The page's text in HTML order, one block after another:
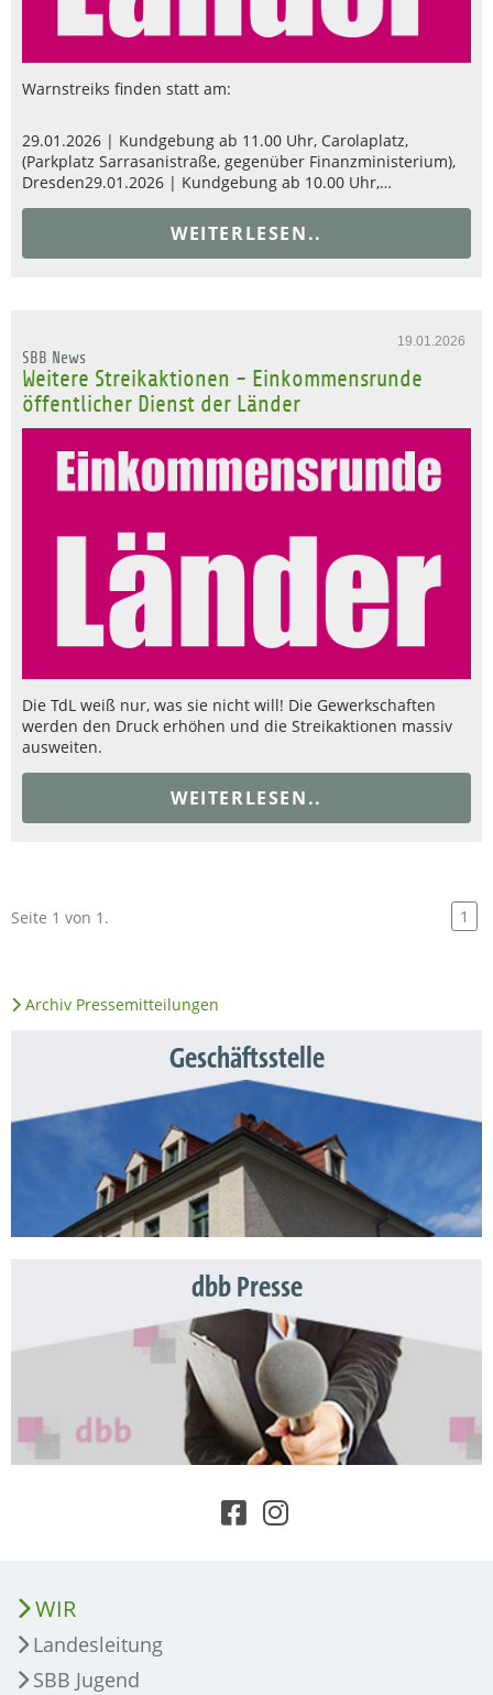
Warnstreiks finden statt am:
29.01.2026 | Kundgebung ab 11.00 Uhr, Carolaplatz,
(Parkplatz Sarrasanistraße, gegenüber Finanzministerium),
Dresden29.01.2026 | Kundgebung ab 10.00 Uhr,…
WEITERLESEN..
19.01.2026
SBB News
Weitere Streikaktionen - Einkommensrunde
öffentlicher Dienst der Länder
Die TdL weiß nur, was sie nicht will! Die Gewerkschaften
werden den Druck erhöhen und die Streikaktionen massiv
ausweiten.
WEITERLESEN..
Seite 1 von 1. 1
Archiv Pressemitteilungen
Geschäftsstelle
dbb Presse
WIR
Landesleitung
SBB Jugend